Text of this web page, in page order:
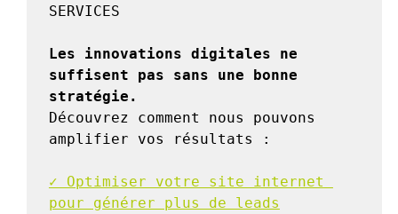
SERVICES
Les innovations digitales ne
suffisent pas sans une bonne
stratégie.
Découvrez comment nous pouvons
amplifier vos résultats :
✓ Optimiser votre site internet
pour générer plus de leads